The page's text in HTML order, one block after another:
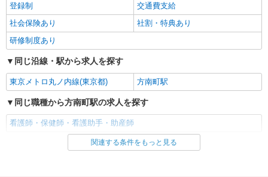
＜浜田山駅＞元気も、プライベートも諦めない
＊週3〜OK/看護助手
時給1650円〜2312円 ＜日払い有/週払い有/交
東京都杉並区 最寄り駅：浜田山
キープ
株式会社kotrio /●SW-H2-2024308
＜西荻窪駅＞元気も、プライベートも諦めない
＊週3〜OK/看護助手
登録制
交通費支給
社会保険あり
社割・特典あり
研修制度あり
同じ沿線・駅から求人を探す
東京メトロ丸ノ内線(東京都) 方南町駅
同じ職種から方南町駅の求人を探す
看護師・保健師・看護助手・助産師
同じ雇用形態から方南町駅の求人を探す
関連する条件をもっと見る